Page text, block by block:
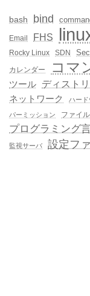
bash bind
Email FHS
Rocky Linux SDN
カレンダー
コマ
ツール ディスト
ネットワーク ハード
パーミッション ファイ
プログラミング
監視サーバ 設定フ